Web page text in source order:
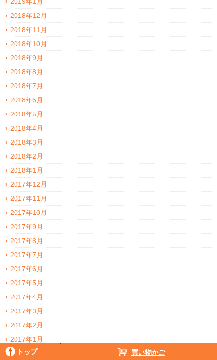
2019年1月
2018年12月
2018年11月
2018年10月
2018年9月
2018年8月
2018年7月
2018年6月
2018年5月
2018年4月
2018年3月
2018年2月
2018年1月
2017年12月
2017年11月
2017年10月
2017年9月
2017年8月
2017年7月
2017年6月
2017年5月
2017年4月
2017年3月
2017年2月
2017年1月
2016年12月
トップ 買い物かご